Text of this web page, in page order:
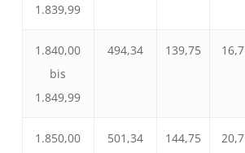
1.839,99
1.840,00
bis
1.849,99
494,34 139,75 16,7
1.850,00
501,34 144,75 20,7